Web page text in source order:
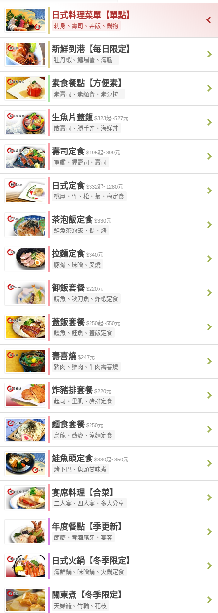
日式料理菜單【單點】
刺身、壽司、丼飯、鍋物
新鮮到港【每日限定】
牡丹蝦、鱈場蟹、海膽...
素食餐點【方便素】
素壽司、素麵食、素沙拉...
生魚片蓋飯 $323起~527元
散壽司、勝手丼、海鮮丼
壽司定食 $195起~399元
軍艦、握壽司、壽司
日式定食 $332起~1280元
桃屋、竹、松、菊、梅定食
茶泡飯定食 $330元
鮭魚茶泡飯、揚、烤
拉麵定食 $340元
豚骨、味噌、叉燒
御飯套餐 $220元
鯖魚、秋刀魚、炸蝦定食
蓋飯套餐 $250起~550元
鰻魚、鮭魚、蓋飯定食
壽喜燒 $247元
豬肉、雞肉、牛肉壽喜燒
炸豬排套餐 $220元
起司、里肌、豬排定食
麵食套餐 $250元
烏龍、蕎麥、涼麵定食
鮭魚頭定食 $330起~350元
烤下巴、魚頭甘味煮
宴席料理【合菜】
二人宴、四人宴、多人分享
年度餐點【季更新】
節慶、春酒尾牙、宴客
日式火鍋【冬季限定】
海鮮鍋、味噌鍋、火鍋定食
關東煮【冬季限定】
天婦羅、竹輪、花枝